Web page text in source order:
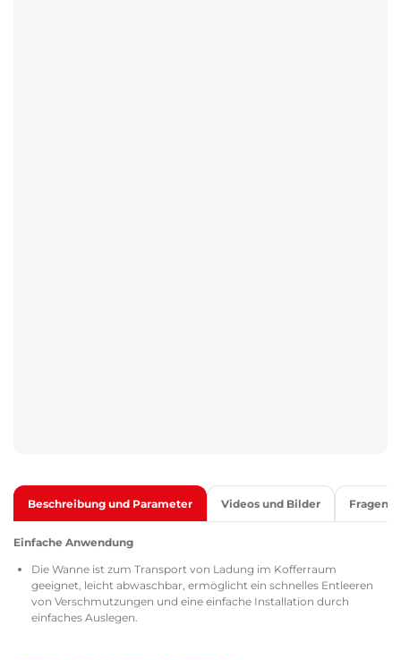
Beschreibung und Parameter Videos und Bilder Fragen
Einfache Anwendung
Die Wanne ist zum Transport von Ladung im Kofferraum
geeignet, leicht abwaschbar, ermöglicht ein schnelles Entleeren
von Verschmutzungen und eine einfache Installation durch
einfaches Auslegen.